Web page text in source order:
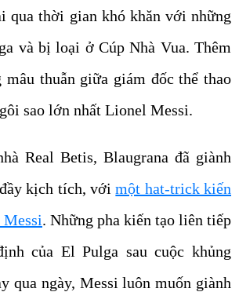
qua thời gian khó khăn với những
và bị loại ở Cúp Nhà Vua. Thêm
mâu thuẫn giữa giám đốc thể thao
sao lớn nhất Lionel Messi.
Real Betis, Blaugrana đã giành
kịch tích, vớimột hat-trick kiến
Messi. Những pha kiến tạo liên tiếp
của El Pulga sau cuộc khủng
qua ngày, Messi luôn muốn giành